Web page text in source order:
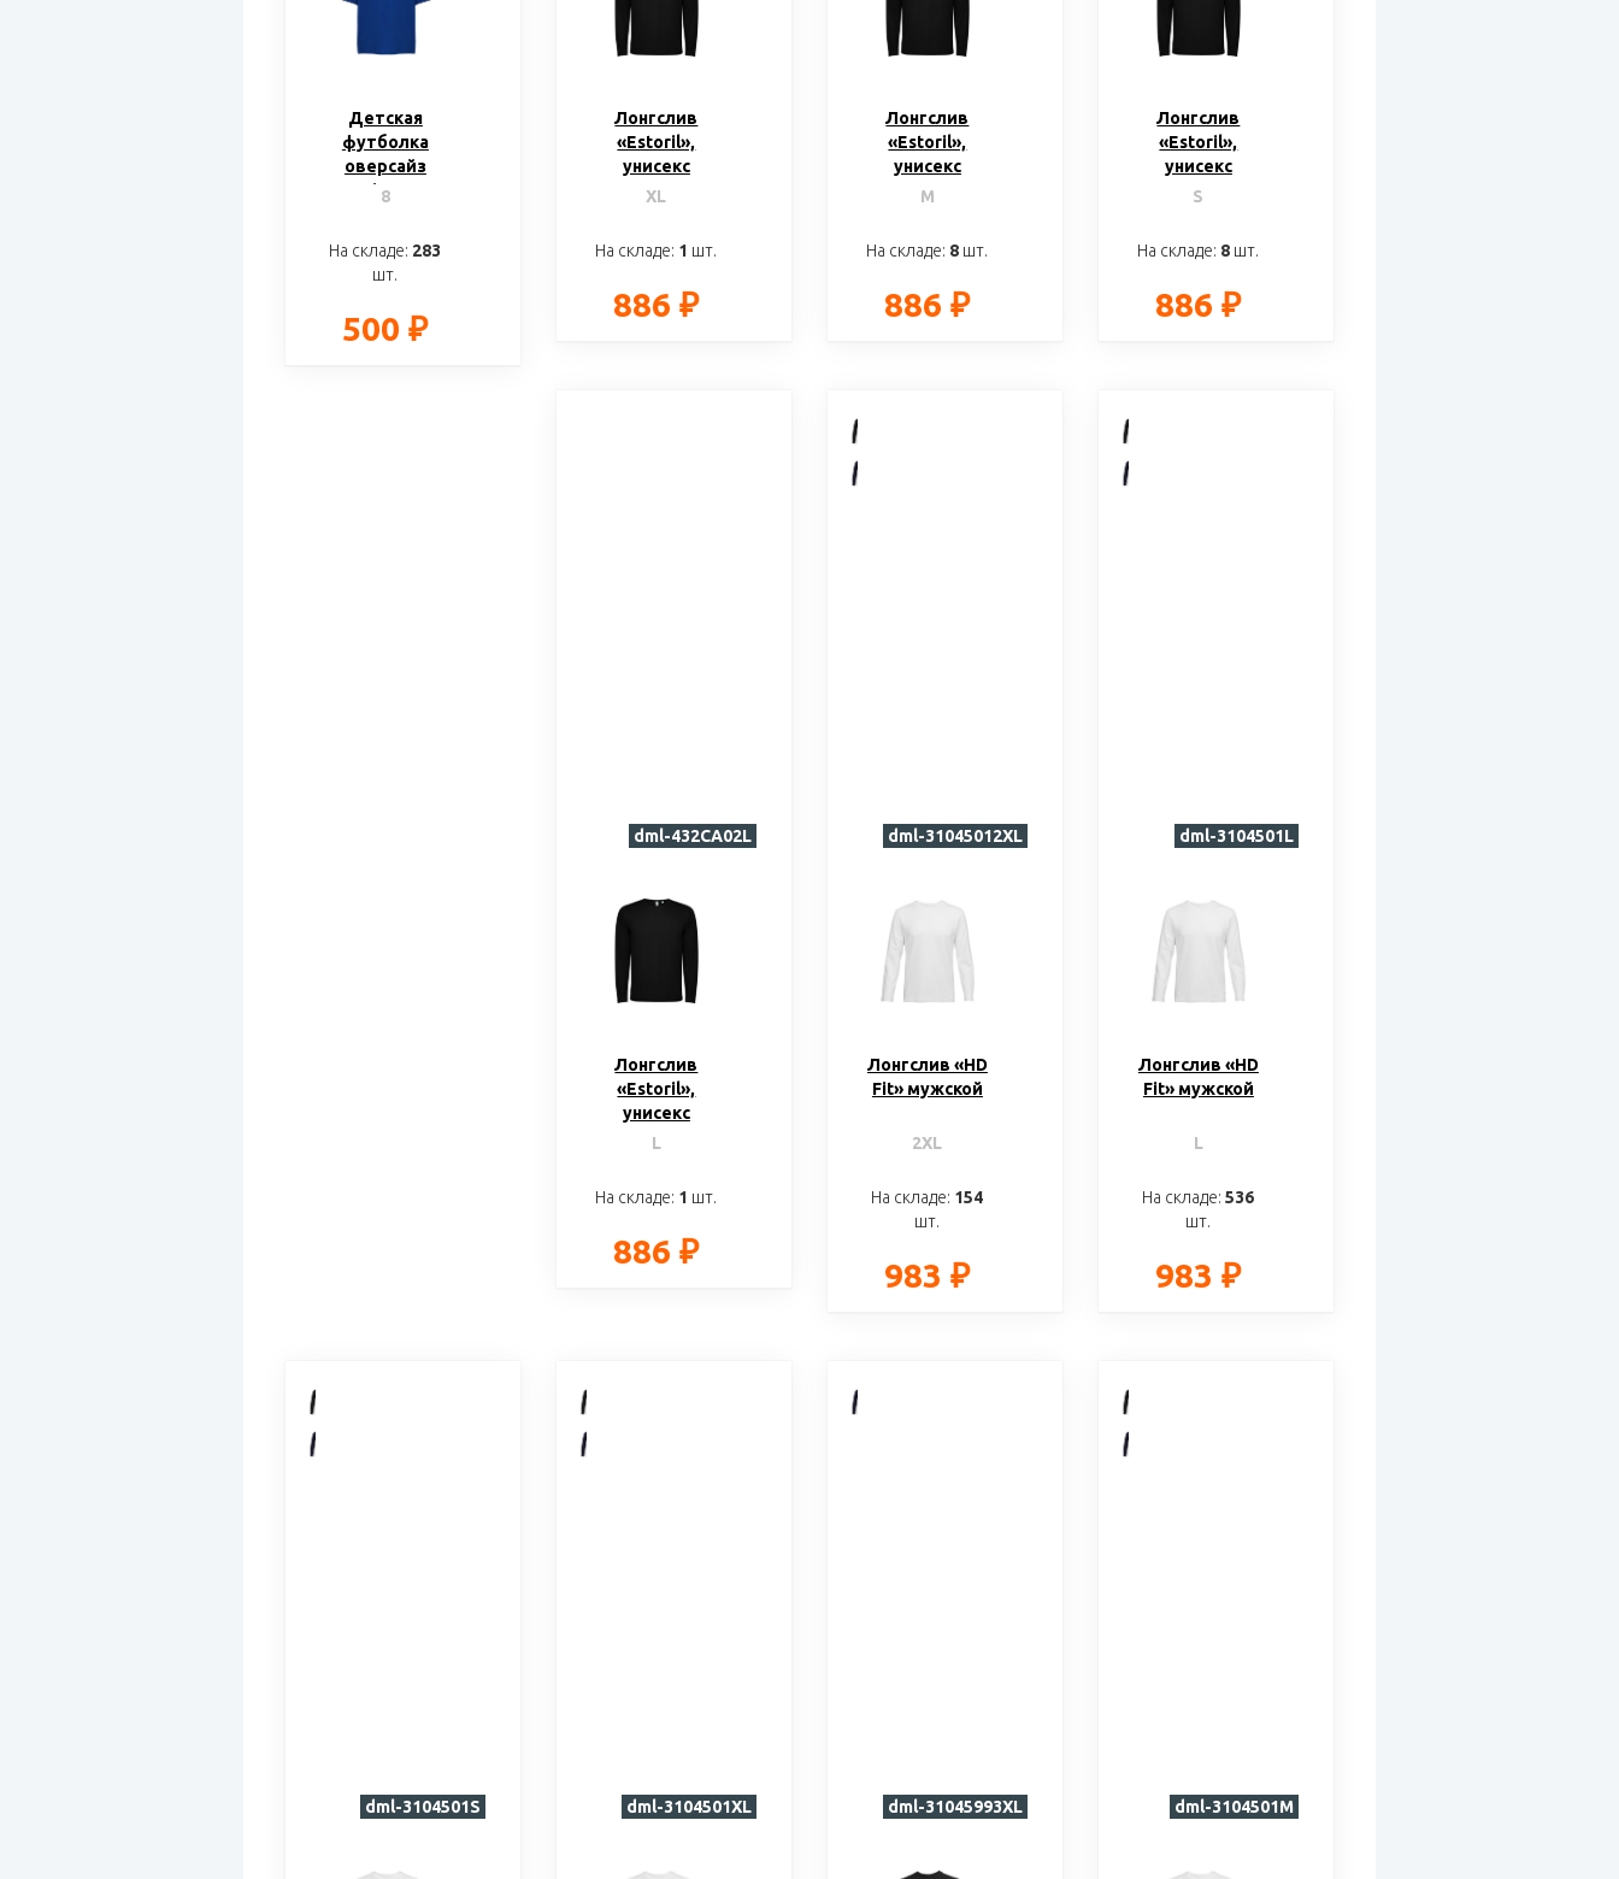
Детская
футболка
оверсайз
«Liyon»
8
На складе: 283
шт.
500 ₽
Лонгслив
«Estoril»,
унисекс
XL
На складе: 1 шт.
886 ₽
Лонгслив
«Estoril»,
унисекс
M
На складе: 8 шт.
886 ₽
Лонгслив
«Estoril»,
унисекс
S
На складе: 8 шт.
886 ₽
Лонгслив
«Estoril»,
унисекс
L
На складе: 1 шт.
886 ₽
dml-432CA02L
Лонгслив «HD
Fit» мужской
2XL
На складе: 154
шт.
983 ₽
dml-31045012XL
Лонгслив «HD
Fit» мужской
L
На складе:536
шт.
983 ₽
dml-3104501L
dml-3104501S dml-3104501XL dml-31045993XL dml-3104501M